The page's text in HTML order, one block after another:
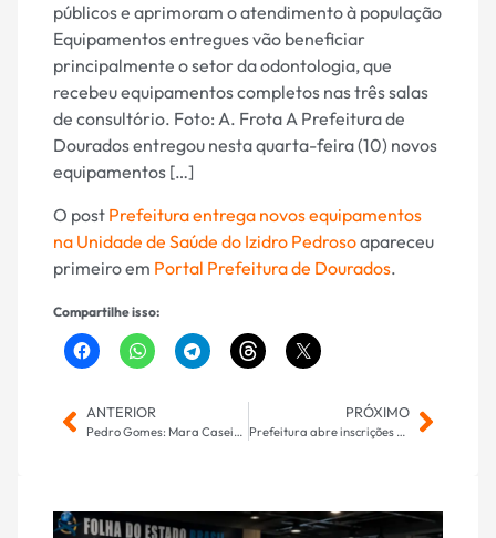
públicos e aprimoram o atendimento à população
Equipamentos entregues vão beneficiar
principalmente o setor da odontologia, que
recebeu equipamentos completos nas três salas
de consultório. Foto: A. Frota A Prefeitura de
Dourados entregou nesta quarta-feira (10) novos
equipamentos […]
O post Prefeitura entrega novos equipamentos
na Unidade de Saúde do Izidro Pedrosoapareceu
primeiro em Portal Prefeitura de Dourados.
Compartilhe isso:
ANTERIOR
Pedro Gomes: Mara Caseiro solicita construção de rampa náutica
PRÓXIMO
Prefeitura abre inscrições para os Jogos Escolares e Jogos da Juventude de Dourados